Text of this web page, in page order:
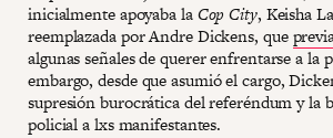
inicialmente apoyaba laCop City, Keisha
reemplazada por Andre Dickens, que
algunas señales de querer enfrentarse a la
embargo, desde que asumió el cargo,
supresión burocrática del referéndum y la
policial a lxs manifestantes.